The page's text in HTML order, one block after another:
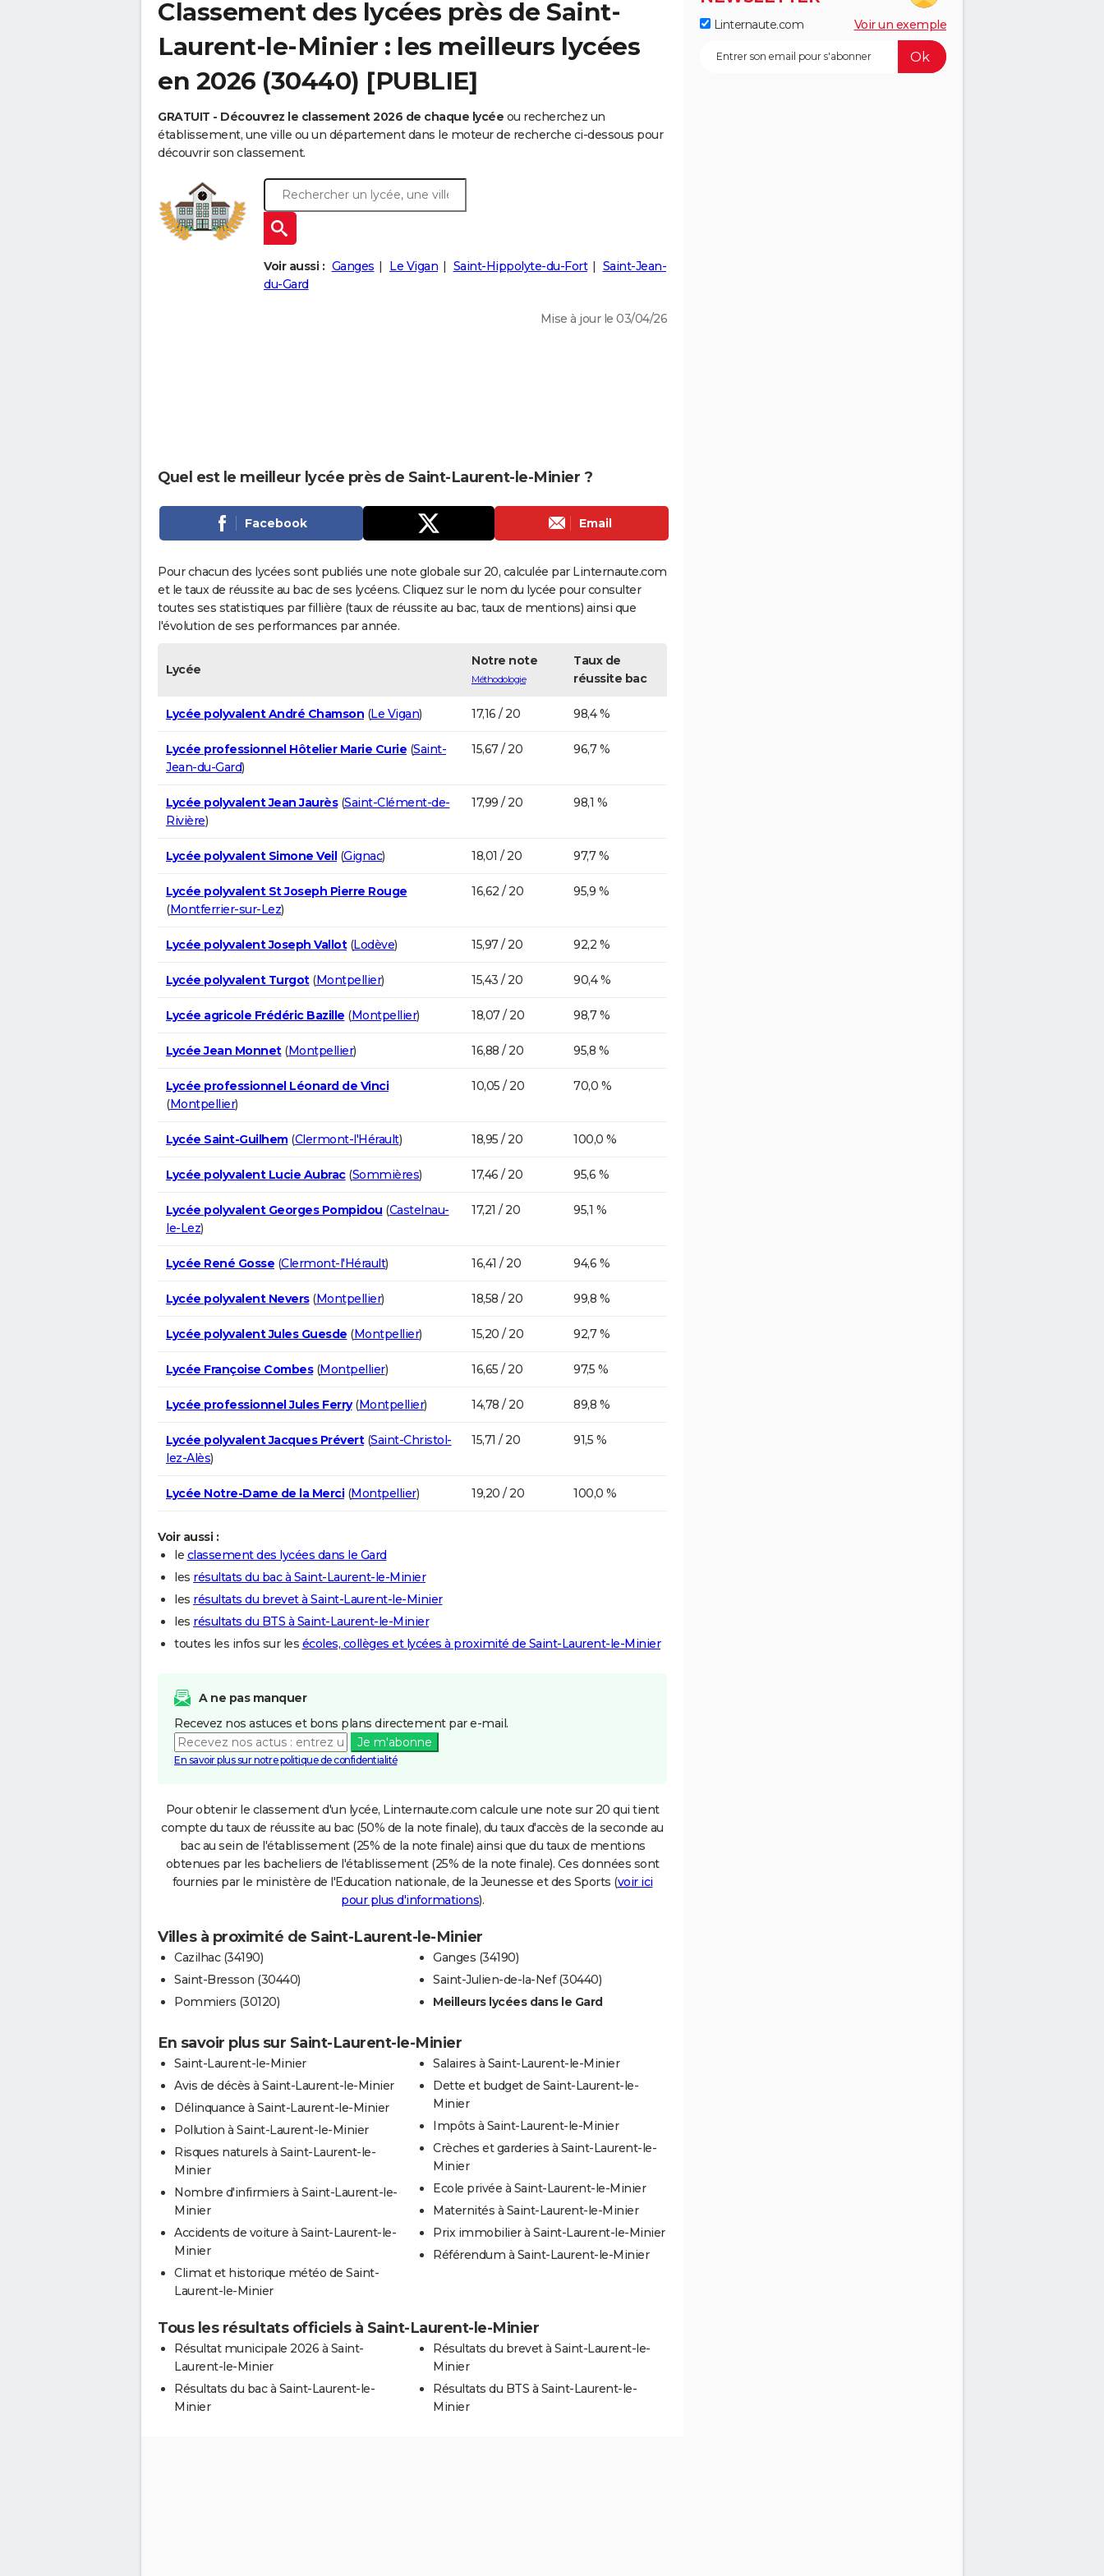
Classement des lycées près de Saint-
Laurent-le-Minier : les meilleurs lycées
en 2026 (30440) [PUBLIE]
GRATUIT - Découvrez le classement 2026 de chaque lycée ou recherchez un
établissement, une ville ou un département dans le moteur de recherche ci-dessous pour
découvrir son classement.
Voir aussi : Ganges Le Vigan Saint-Hippolyte-du-Fort
Saint-Jean-
du-Gard
Mise à jour le 03/04/26
Quel est le meilleur lycée près de Saint-Laurent-le-Minier ?
Facebook Email
Pour chacun des lycées sont publiés une note globale sur 20, calculée par Linternaute.com
et le taux de réussite au bac de ses lycéens. Cliquez sur le nom du lycée pour consulter
toutes ses statistiques par fillière (taux de réussite au bac, taux de mentions) ainsi que
l'évolution de ses performances par année.
Lycée
Notre note
Méthodologie
Taux de
réussite bac
Lycée polyvalent André Chamson (Le Vigan) 17,16 / 20 98,4 %
Lycée professionnel Hôtelier Marie Curie (Saint-
Jean-du-Gard)
15,67 / 20 96,7 %
Lycée polyvalent Jean Jaurès(Saint-Clément-de-
Rivière)
17,99 / 20 98,1 %
Lycée polyvalent Simone Veil(Gignac) 18,01 / 20 97,7 %
Lycée polyvalent St Joseph Pierre Rouge
(Montferrier-sur-Lez)
16,62 / 20 95,9 %
Lycée polyvalent Joseph Vallot(Lodève) 15,97 / 20 92,2 %
Lycée polyvalent Turgot(Montpellier) 15,43 / 20 90,4 %
Lycée agricole Frédéric Bazille (Montpellier) 18,07 / 20 98,7 %
Lycée Jean Monnet(Montpellier) 16,88 / 20 95,8 %
Lycée professionnel Léonard de Vinci
(Montpellier)
10,05 / 20 70,0 %
Lycée Saint-Guilhem(Clermont-l'Hérault) 18,95 / 20 100,0 %
Lycée polyvalent Lucie Aubrac(Sommières) 17,46 / 20 95,6 %
Lycée polyvalent Georges Pompidou (Castelnau-
le-Lez)
17,21 / 20 95,1 %
Lycée René Gosse (Clermont-l'Hérault) 16,41 / 20 94,6 %
Lycée polyvalent Nevers(Montpellier) 18,58 / 20 99,8 %
Lycée polyvalent Jules Guesde (Montpellier) 15,20 / 20 92,7 %
Lycée Françoise Combes(Montpellier) 16,65 / 20 97,5 %
Lycée professionnel Jules Ferry(Montpellier) 14,78 / 20 89,8 %
Lycée polyvalent Jacques Prévert(Saint-Christol-
lez-Alès)
15,71 / 20 91,5 %
Lycée Notre-Dame de la Merci(Montpellier) 19,20 / 20 100,0 %
Voir aussi :
le classement des lycées dans le Gard
les résultats du bac à Saint-Laurent-le-Minier
les résultats du brevet à Saint-Laurent-le-Minier
les résultats du BTS à Saint-Laurent-le-Minier
toutes les infos sur les écoles, collèges et lycées à proximité de Saint-Laurent-le-Minier
A ne pas manquer
Recevez nos astuces et bons plans directement par e-mail.
Je m'abonne
En savoir plus sur notre politique de confidentialité
Pour obtenir le classement d'un lycée, Linternaute.com calcule une note sur 20 qui tient
compte du taux de réussite au bac (50% de la note finale), du taux d'accès de la seconde au
bac au sein de l'établissement (25% de la note finale) ainsi que du taux de mentions
obtenues par les bacheliers de l'établissement (25% de la note finale). Ces données sont
fournies par le ministère de l'Education nationale, de la Jeunesse et des Sports (voir ici
pour plus d'informations).
Villes à proximité de Saint-Laurent-le-Minier
Cazilhac (34190)
Saint-Bresson (30440)
Pommiers (30120)
Ganges (34190)
Saint-Julien-de-la-Nef (30440)
Meilleurs lycées dans le Gard
En savoir plus sur Saint-Laurent-le-Minier
Saint-Laurent-le-Minier
Avis de décès à Saint-Laurent-le-Minier
Délinquance à Saint-Laurent-le-Minier
Pollution à Saint-Laurent-le-Minier
Risques naturels à Saint-Laurent-le-
Minier
Nombre d'infirmiers à Saint-Laurent-le-
Minier
Accidents de voiture à Saint-Laurent-le-
Minier
Climat et historique météo de Saint-
Laurent-le-Minier
Salaires à Saint-Laurent-le-Minier
Dette et budget de Saint-Laurent-le-
Minier
Impôts à Saint-Laurent-le-Minier
Crèches et garderies à Saint-Laurent-le-
Minier
Ecole privée à Saint-Laurent-le-Minier
Maternités à Saint-Laurent-le-Minier
Prix immobilier à Saint-Laurent-le-Minier
Référendum à Saint-Laurent-le-Minier
Tous les résultats officiels à Saint-Laurent-le-Minier
Résultat municipale 2026 à Saint-
Laurent-le-Minier
Résultats du bac à Saint-Laurent-le-
Minier
Résultats du brevet à Saint-Laurent-le-
Minier
Résultats du BTS à Saint-Laurent-le-
Minier
Linternaute.com Voir un exemple